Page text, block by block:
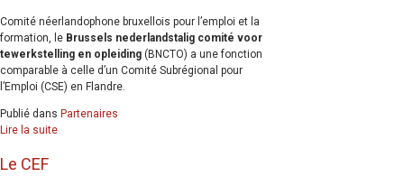
Comité néerlandophone bruxellois pour l’emploi et la
formation, le Brussels nederlandstalig comité voor
tewerkstelling en opleiding (BNCTO) a une fonction
comparable à celle d’un Comité Subrégional pour
l’Emploi (CSE) en Flandre.
Publié dans Partenaires
Lire la suite
Le CEF